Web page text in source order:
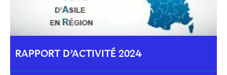
RAPPORT D’ACTIVITÉ 2024